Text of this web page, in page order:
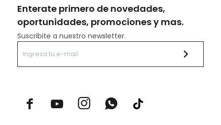
Enterate primero de novedades,
oportunidades, promociones y mas.
Suscribite a nuestro newsletter.
  